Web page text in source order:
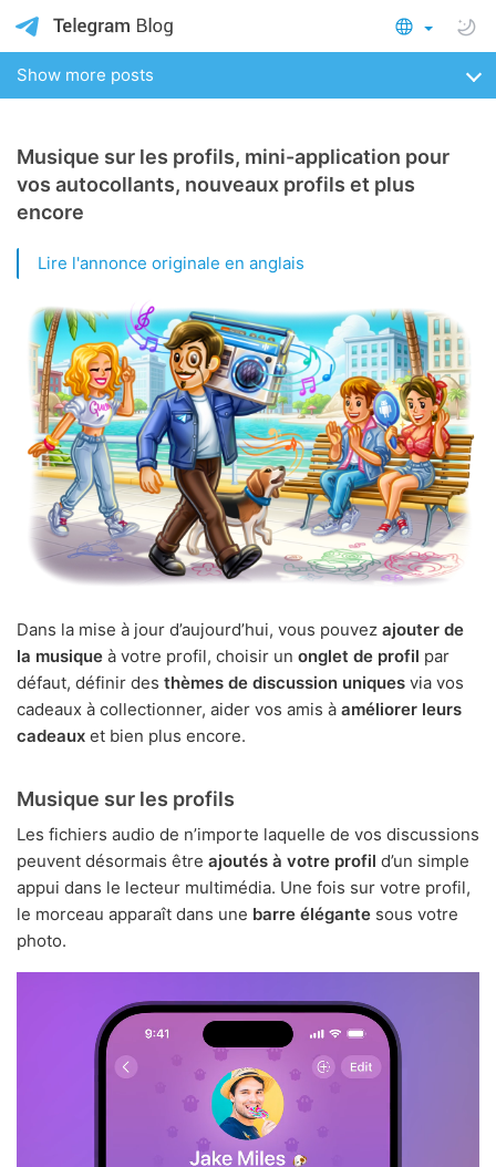
Show more posts
Musique sur les profils, mini-application pour
vos autocollants, nouveaux profils et plus
encore
Lire l'annonce originale en anglais
Dans la mise à jour d’aujourd’hui, vous pouvez ajouter de
la musique à votre profil, choisir un onglet de profil par
défaut, définir des thèmes de discussion uniques via vos
cadeaux à collectionner, aider vos amis à améliorer leurs
cadeaux et bien plus encore.
Musique sur les profils
Les fichiers audio de n’importe laquelle de vos discussions
peuvent désormais être ajoutés à votre profil d’un simple
appui dans le lecteur multimédia. Une fois sur votre profil,
le morceau apparaît dans une barre élégante sous votre
photo.